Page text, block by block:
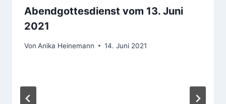
Abendgottesdienst vom 13. Juni
2021
Von Anika Heinemann 14. Juni 2021